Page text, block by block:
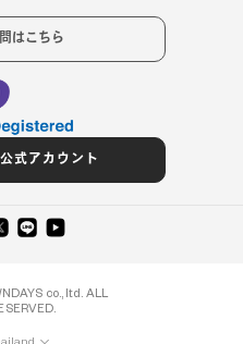
はこちら
式アカウント
co., ltd. ALL